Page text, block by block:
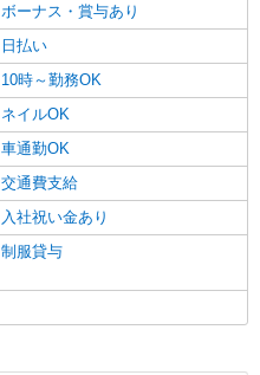
ボーナス・賞与あり
日払い
10時～勤務OK
ネイルOK
車通勤OK
交通費支給
入社祝い金あり
制服貸与